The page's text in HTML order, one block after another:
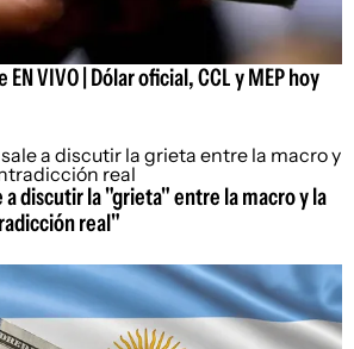
VIVO | Dólar oficial, CCL y MEP hoy
a discutir la "grieta" entre la macro y la
real"